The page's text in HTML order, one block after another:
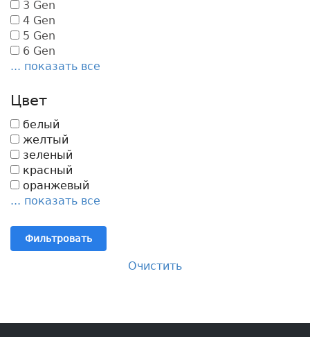
3 Gen
4 Gen
5 Gen
6 Gen
... показать все
Цвет
белый
желтый
зеленый
красный
оранжевый
... показать все
Фильтровать
Очистить